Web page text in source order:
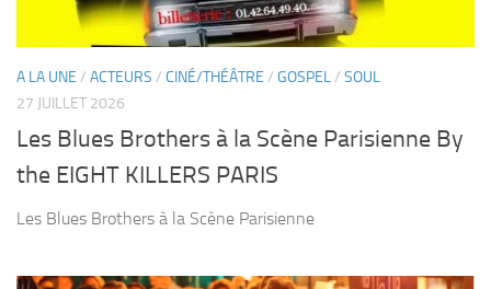
A LA UNE / ACTEURS / CINÉ/THÉÂTRE / GOSPEL/ SOUL
27 JUILLET 2026
Les Blues Brothers à la Scène Parisienne By
the EIGHT KILLERS PARIS
Les Blues Brothers à la Scène Parisienne